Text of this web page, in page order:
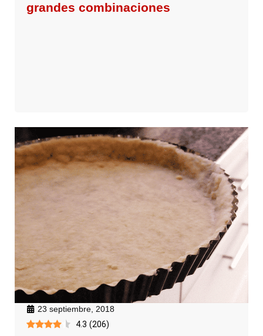
grandes combinaciones
23 septiembre, 2018
4.3 (206)